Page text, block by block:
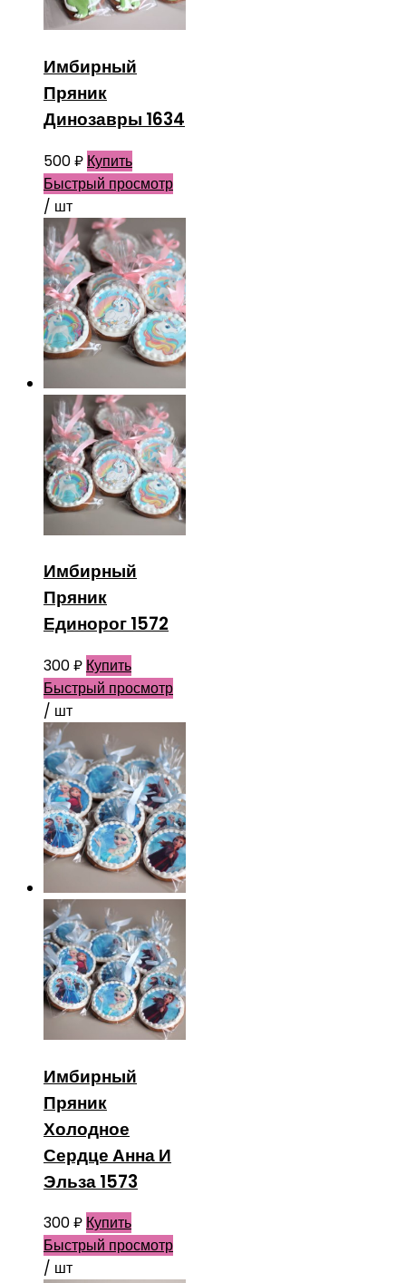
Имбирный
Пряник
Динозавры 1634
500₽ Купить
Быстрый просмотр
/ шт
Имбирный
Пряник
Единорог 1572
300₽ Купить
Быстрый просмотр
/ шт
Имбирный
Пряник
Холодное
Сердце Анна И
Эльза 1573
300₽ Купить
Быстрый просмотр
/ шт